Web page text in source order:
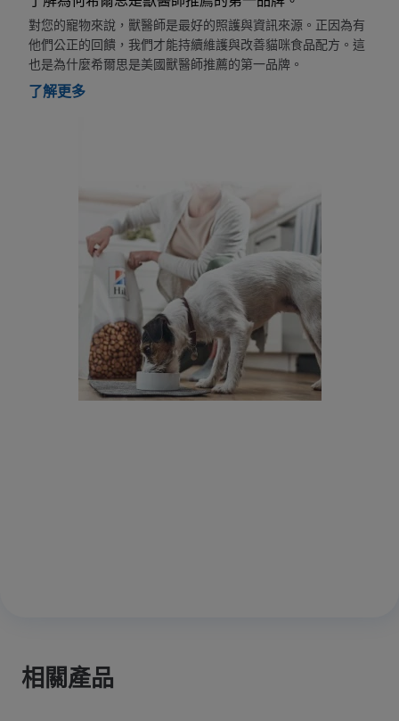
對您的寵物來說，獸醫師是最好的照護與資訊來源。正因為有
他們公正的回饋，我們才能持續維護與改善貓咪食品配方。這
也是為什麼希爾思是美國獸醫師推薦的第一品牌。
了解更多
相關產品